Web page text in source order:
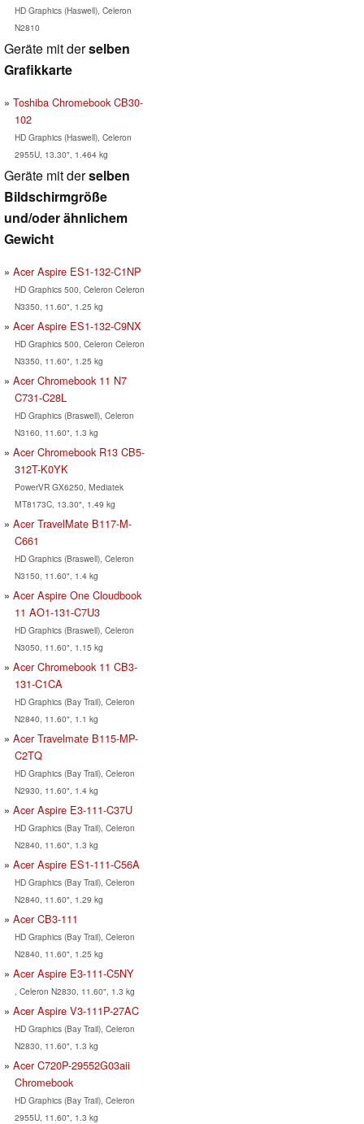
HD Graphics (Haswell), Celeron
N2810
Geräte mit derselben
Grafikkarte
Toshiba Chromebook CB30-
102
HD Graphics (Haswell), Celeron
2955U, 13.30", 1.464 kg
Geräte mit derselben
Bildschirmgröße
und/oder ähnlichem
Gewicht
Acer Aspire ES1-132-C1NP
HD Graphics 500, Celeron Celeron
N3350, 11.60", 1.25 kg
Acer Aspire ES1-132-C9NX
HD Graphics 500, Celeron Celeron
N3350, 11.60", 1.25 kg
Acer Chromebook 11 N7
C731-C28L
HD Graphics (Braswell), Celeron
N3160, 11.60", 1.3 kg
Acer Chromebook R13 CB5-
312T-K0YK
PowerVR GX6250, Mediatek
MT8173C, 13.30", 1.49 kg
Acer TravelMate B117-M-
C661
HD Graphics (Braswell), Celeron
N3150, 11.60", 1.4 kg
Acer Aspire One Cloudbook
11 AO1-131-C7U3
HD Graphics (Braswell), Celeron
N3050, 11.60", 1.15 kg
Acer Chromebook 11 CB3-
131-C1CA
HD Graphics (Bay Trail), Celeron
N2840, 11.60", 1.1 kg
Acer Travelmate B115-MP-
C2TQ
HD Graphics (Bay Trail), Celeron
N2930, 11.60", 1.4 kg
Acer Aspire E3-111-C37U
HD Graphics (Bay Trail), Celeron
N2840, 11.60", 1.3 kg
Acer Aspire ES1-111-C56A
HD Graphics (Bay Trail), Celeron
N2840, 11.60", 1.29 kg
Acer CB3-111
HD Graphics (Bay Trail), Celeron
N2840, 11.60", 1.25 kg
Acer Aspire E3-111-C5NY
, Celeron N2830, 11.60", 1.3 kg
Acer Aspire V3-111P-27AC
HD Graphics (Bay Trail), Celeron
N2830, 11.60", 1.3 kg
Acer C720P-29552G03aii
Chromebook
HD Graphics (Bay Trail), Celeron
2955U, 11.60", 1.3 kg